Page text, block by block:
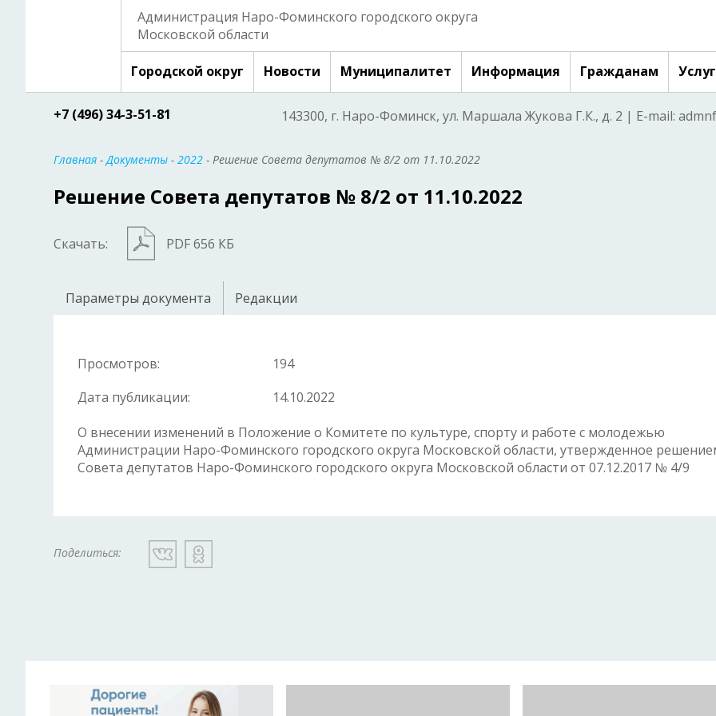
Администрация Наро-Фоминского городского округа
Московской области
Городской округ Новости Муниципалитет Информация Гражданам
+7 (496) 34-3-51-81 143300, г. Наро-Фоминск, ул. Маршала Жукова Г.К., д. 2 | E-mail:
Главная -Документы - 2022 - Решение Совета депутатов № 8/2 от 11.10.2022
Решение Совета депутатов № 8/2 от 11.10.2022
Скачать: PDF 656 КБ
Параметры документа Редакции
Просмотров:
194
Дата публикации:
14.10.2022
О внесении изменений в Положение о Комитете по культуре, спорту и работе с молодежью
Администрации Наро-Фоминского городского округа Московской области, утвержденное
Совета депутатов Наро-Фоминского городского округа Московской области от 07.12.2017 № 4/9
Поделиться: